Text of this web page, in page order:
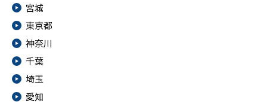
宮城
東京都
神奈川
千葉
埼玉
愛知